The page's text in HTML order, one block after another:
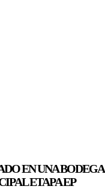
EN UNA
ETAPA EP